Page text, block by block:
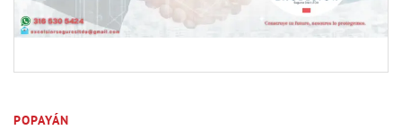
POPAYÁN